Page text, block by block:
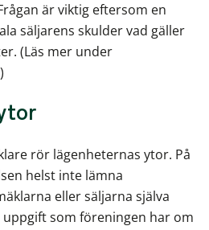
är viktig eftersom en
säljarens skulder vad gäller
(Läs mer under
rör lägenheternas ytor. På
helst inte lämna
eller säljarna själva
som föreningen har om